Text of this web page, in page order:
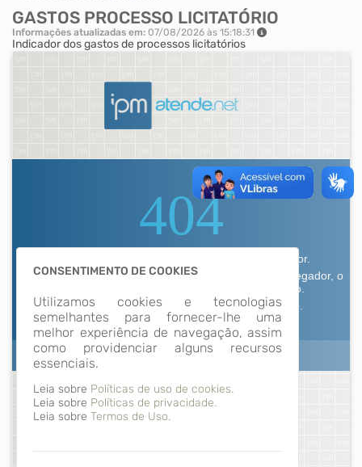
Autoatendimento
Mapa do Site
GASTOS PROCESSO LICITATÓRIO
Informações atualizadas em: 07/08/2026 às 15:18:31
Indicador dos gastos de processos licitatórios
CONSENTIMENTO DE COOKIES
Utilizamos cookies e tecnologias
semelhantes para fornecer-lhe uma
melhor experiência de navegação, assim
como providenciar alguns recursos
essenciais.
Leia sobre Políticas de uso de cookies.
Leia sobre Políticas de privacidade.
Leia sobre Termos de Uso.